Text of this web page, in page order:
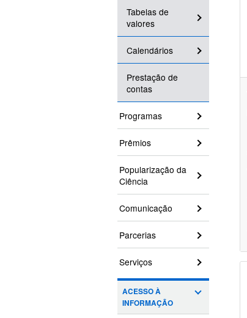
Tabelas de
valores
Calendários
Prestação de
contas
Programas
Prêmios
Popularização da
Ciência
Comunicação
Parcerias
Serviços
ACESSO À
INFORMAÇÃO